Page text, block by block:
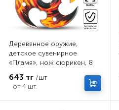
Деревянное оружие,
детское сувенирное
«Пламя», нож сюрикен, 8
643 тг /шт
от 4 шт.